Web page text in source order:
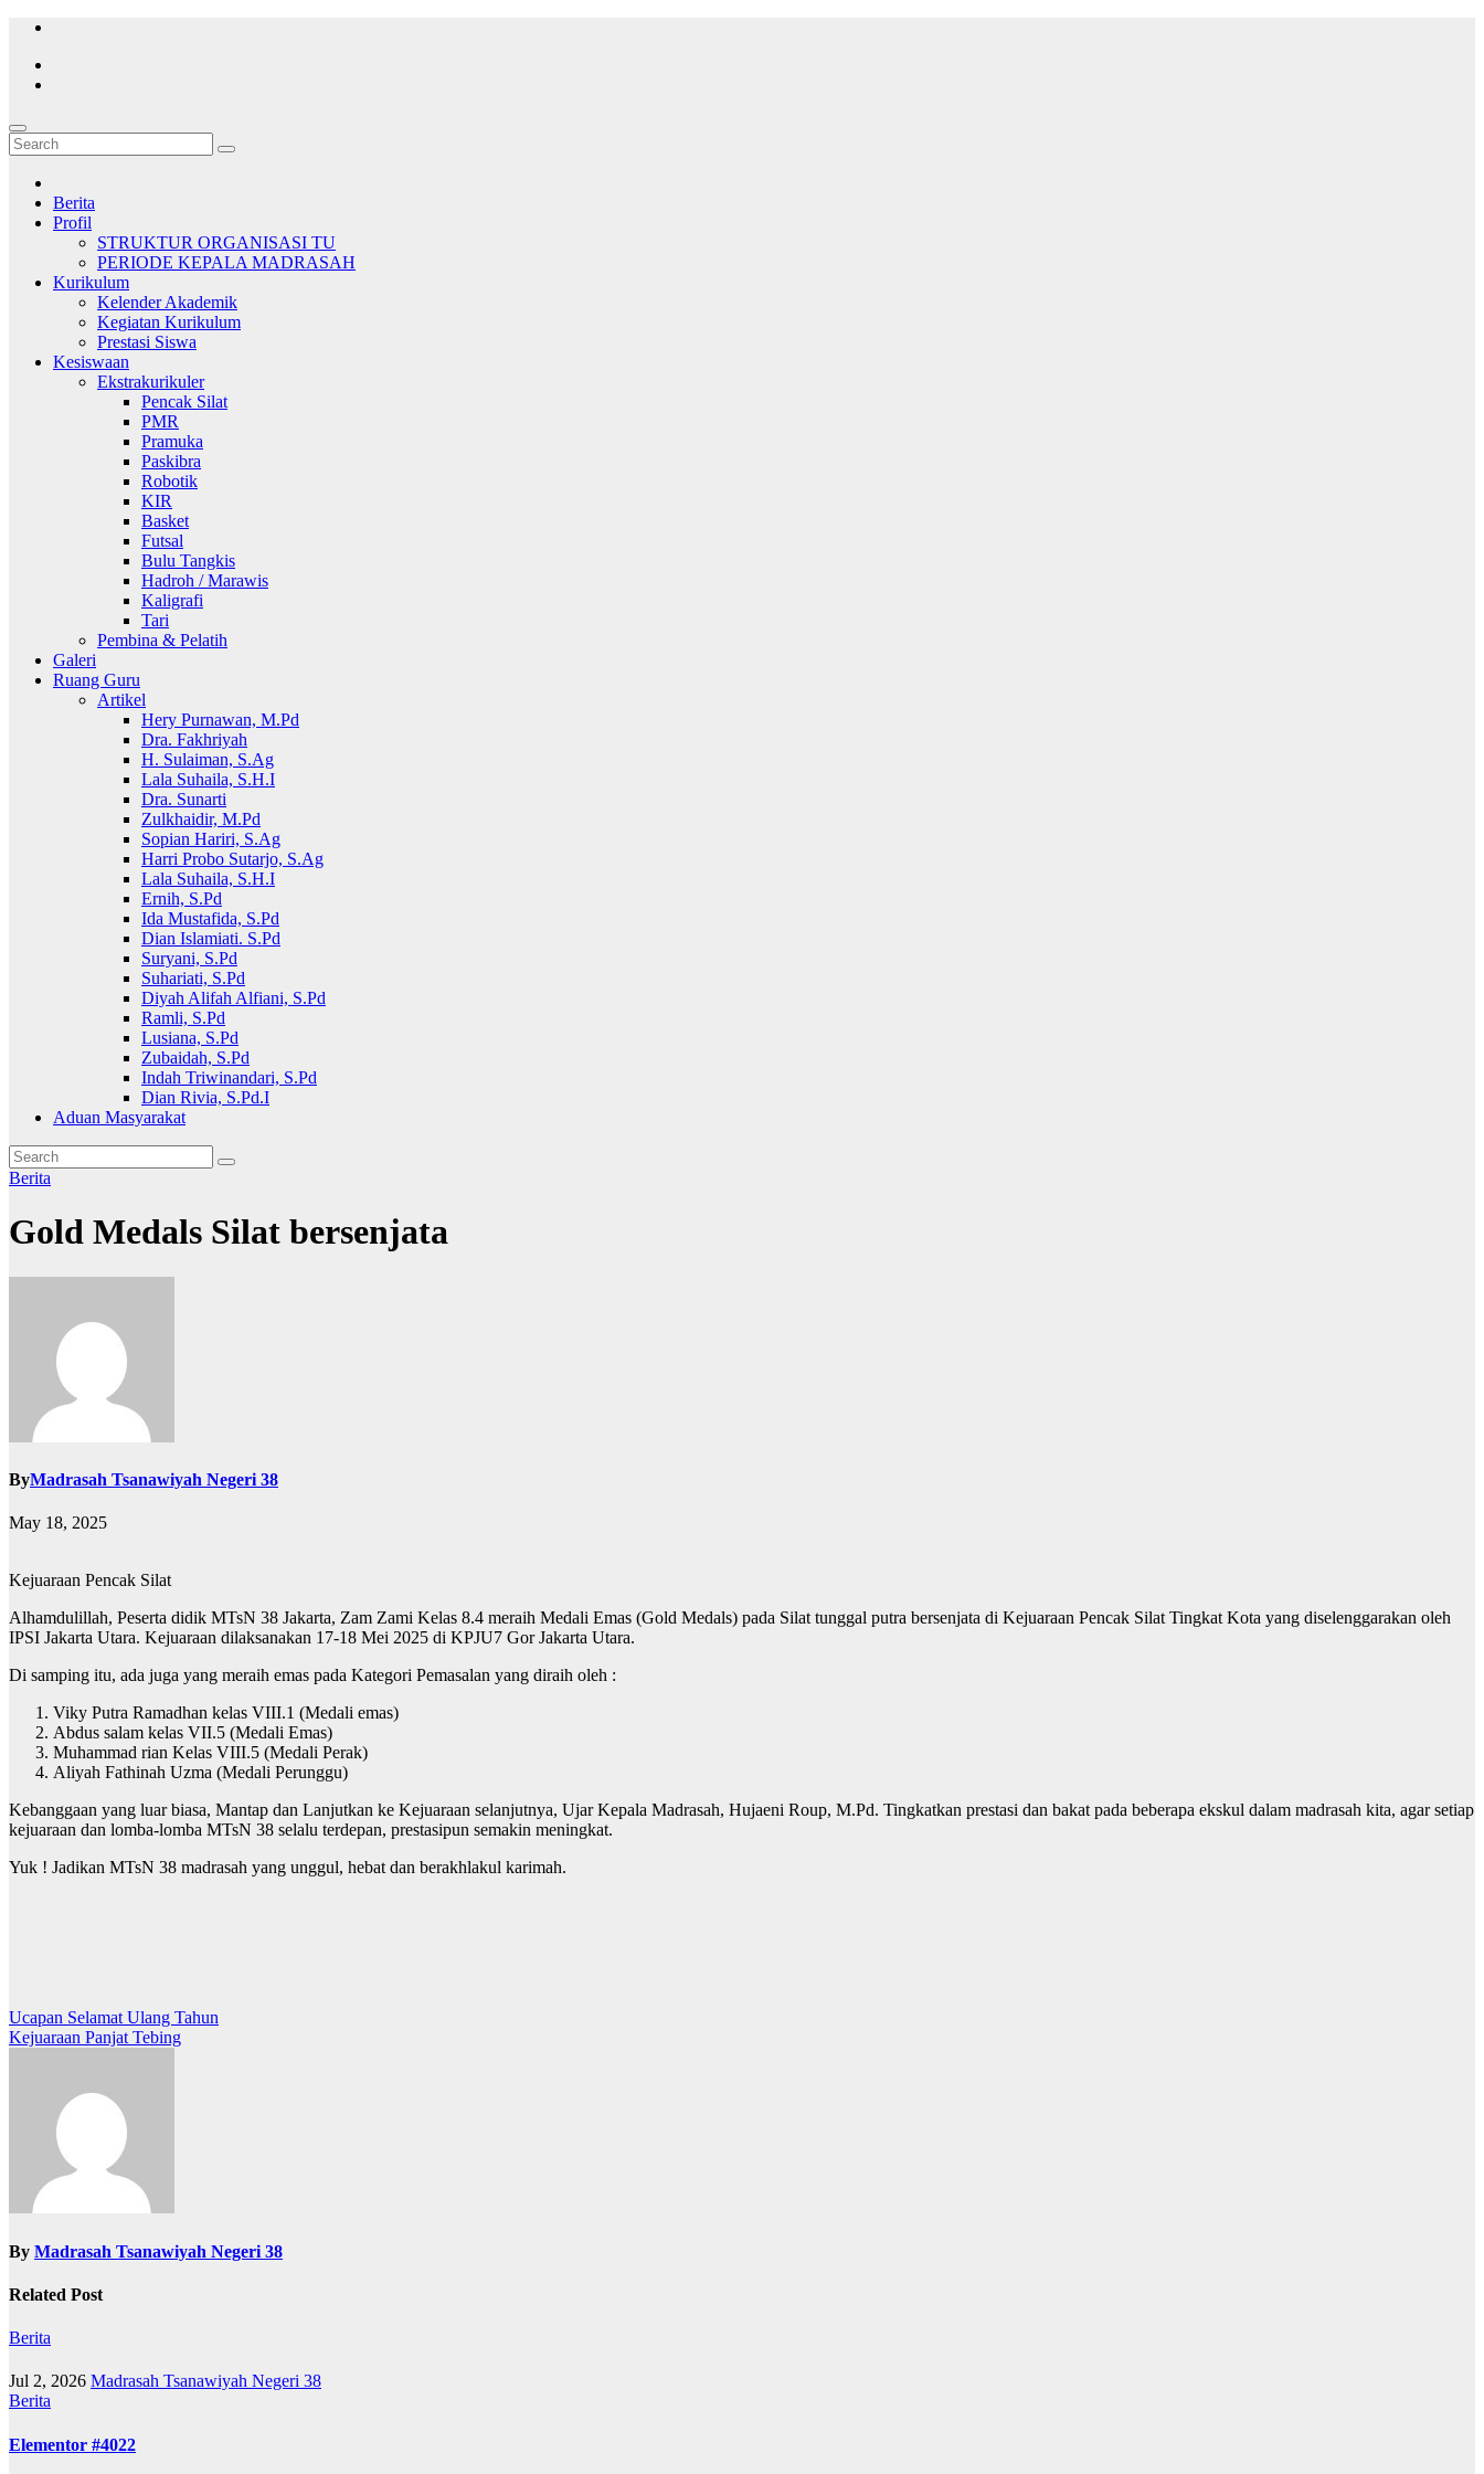
Skip
content
Berita
Profil
STRUKTUR ORGANISASI TU
PERIODE KEPALA MADRASAH
Kurikulum
Kelender Akademik
Kegiatan Kurikulum
Prestasi Siswa
Kesiswaan
Ekstrakurikuler
Pencak Silat
PMR
Pramuka
Paskibra
Robotik
KIR
Basket
Futsal
Bulu Tangkis
Hadroh / Marawis
Kaligrafi
Tari
Pembina & Pelatih
Galeri
Ruang Guru
Artikel
Hery Purnawan, M.Pd
Dra. Fakhriyah
H. Sulaiman, S.Ag
Lala Suhaila, S.H.I
Dra. Sunarti
Zulkhaidir, M.Pd
Sopian Hariri, S.Ag
Harri Probo Sutarjo, S.Ag
Lala Suhaila, S.H.I
Ernih, S.Pd
Ida Mustafida, S.Pd
Dian Islamiati. S.Pd
Suryani, S.Pd
Suhariati, S.Pd
Diyah Alifah Alfiani, S.Pd
Ramli, S.Pd
Lusiana, S.Pd
Zubaidah, S.Pd
Indah Triwinandari, S.Pd
Dian Rivia, S.Pd.I
Aduan Masyarakat
Berita
Gold Medals Silat bersenjata
ByMadrasah Tsanawiyah Negeri 38
May 18, 2025
Kejuaraan Pencak Silat
Alhamdulillah, Peserta didik MTsN 38 Jakarta, Zam Zami Kelas 8.4 meraih Medali Emas (Gold Medals) pada Silat tunggal putra bersenjata di Kejuaraan Pencak Silat Tingkat Kota yang diselenggarakan oleh
IPSI Jakarta Utara. Kejuaraan dilaksanakan 17-18 Mei 2025 di KPJU7 Gor Jakarta Utara.
Di samping itu, ada juga yang meraih emas pada Kategori Pemasalan yang diraih oleh :
Viky Putra Ramadhan kelas VIII.1 (Medali emas)
Abdus salam kelas VII.5 (Medali Emas)
Muhammad rian Kelas VIII.5 (Medali Perak)
Aliyah Fathinah Uzma (Medali Perunggu)
Kebanggaan yang luar biasa, Mantap dan Lanjutkan ke Kejuaraan selanjutnya, Ujar Kepala Madrasah, Hujaeni Roup, M.Pd. Tingkatkan prestasi dan bakat pada beberapa ekskul dalam madrasah kita, agar setiap
kejuaraan dan lomba-lomba MTsN 38 selalu terdepan, prestasipun semakin meningkat.
Yuk ! Jadikan MTsN 38 madrasah yang unggul, hebat dan berakhlakul karimah.
Post
navigation
Ucapan Selamat Ulang Tahun
Kejuaraan Panjat Tebing
By Madrasah Tsanawiyah Negeri 38
Related Post
Berita
Jul 2, 2026 Madrasah Tsanawiyah Negeri 38
Berita
Elementor #4022